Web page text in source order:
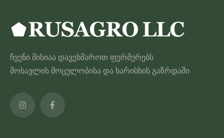
შეიძლება
შეირჩეს
გვერდზე
ჩვენი მისიაა დავეხმაროთ ფერმერებს
მოსავლის მოცულობისა და ხარისხის გაზრდაში